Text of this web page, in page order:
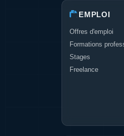
EMPLOI
Offres d'emploi
Formations
Stages
Freelance